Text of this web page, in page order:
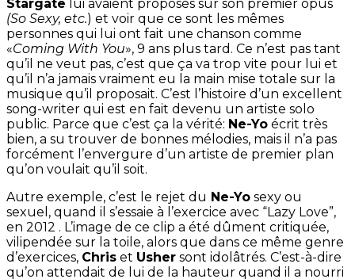
Stargate lui avaient proposés sur son premier opus
(So Sexy, etc.) et voir que ce sont les mêmes
personnes qui lui ont fait une chanson comme
«Coming With You», 9 ans plus tard. Ce n’est pas tant
qu’il ne veut pas, c’est que ça va trop vite pour lui et
qu’il n’a jamais vraiment eu la main mise totale sur la
musique qu’il proposait. C’est l’histoire d’un excellent
song-writer qui est en fait devenu un artiste solo
public. Parce que c’est ça la vérité: Ne-Yo écrit très
bien, a su trouver de bonnes mélodies, mais il n’a pas
forcément l’envergure d’un artiste de premier plan
qu’on voulait qu’il soit.
Autre exemple, c’est le rejet du Ne-Yo sexy ou
sexuel, quand il s’essaie à l’exercice avec “Lazy Love”,
en 2012 . L’image de ce clip a été dûment critiquée,
vilipendée sur la toile, alors que dans ce même genre
d’exercices, Chris et Usher sont idolâtrés. C’est-à-dire
qu’on attendait de lui de la hauteur quand il a nourri